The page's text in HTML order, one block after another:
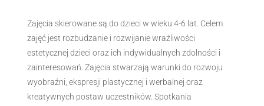
Zajęcia skierowane są do dzieci w wieku 4-6 lat. Celem
zajęć jest rozbudzanie i rozwijanie wrażliwości
estetycznej dzieci oraz ich indywidualnych zdolności i
zainteresowań. Zajęcia stwarzają warunki do rozwoju
wyobraźni, ekspresji plastycznej i werbalnej oraz
kreatywnych postaw uczestników. Spotkania